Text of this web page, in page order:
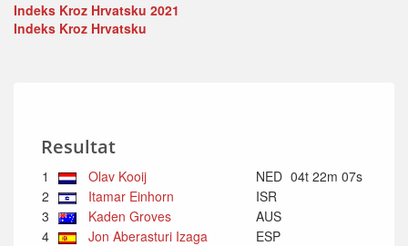
Indeks Kroz Hrvatsku 2021
Indeks Kroz Hrvatsku
Resultat
1 Olav Kooij NED 04t 22m 07s
2
Itamar Einhorn
ISR
3
Kaden Groves
AUS
4
Jon Aberasturi Izaga
ESP